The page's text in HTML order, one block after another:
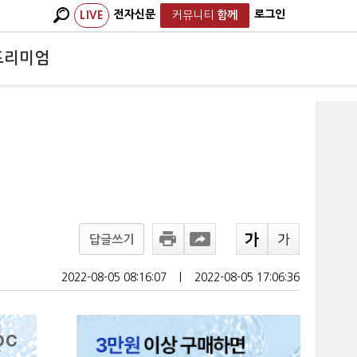
LIVE 전자신문 커뮤니티 함께 로그인
리미엄
답글쓰기
2022-08-05 08:16:07 2022-08-05 17:06:36